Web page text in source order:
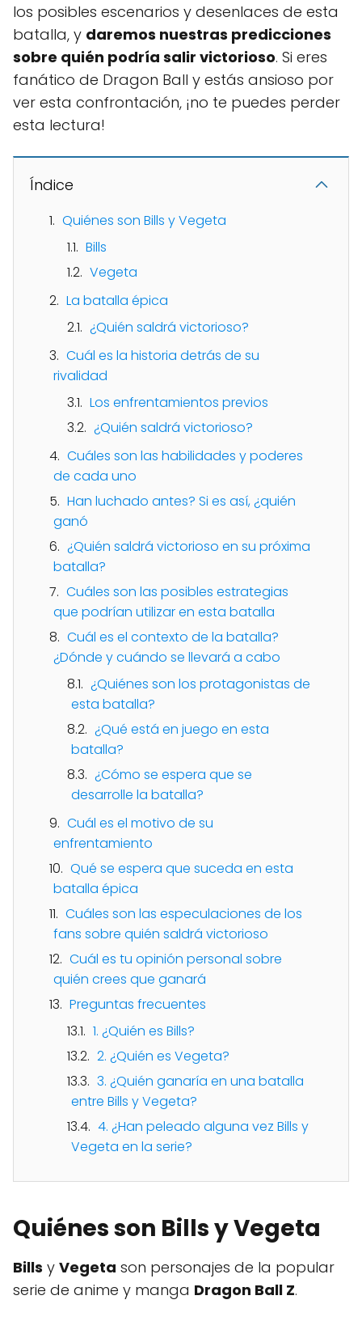
los posibles escenarios y desenlaces de esta
batalla, y daremos nuestras predicciones
sobre quién podría salir victorioso. Si eres
fanático de Dragon Ball y estás ansioso por
ver esta confrontación, ¡no te puedes perder
esta lectura!
Índice
Quiénes son Bills y Vegeta
Bills
Vegeta
La batalla épica
¿Quién saldrá victorioso?
Cuál es la historia detrás de su
rivalidad
Los enfrentamientos previos
¿Quién saldrá victorioso?
Cuáles son las habilidades y poderes
de cada uno
Han luchado antes? Si es así, ¿quién
ganó
¿Quién saldrá victorioso en su próxima
batalla?
Cuáles son las posibles estrategias
que podrían utilizar en esta batalla
Cuál es el contexto de la batalla?
¿Dónde y cuándo se llevará a cabo
¿Quiénes son los protagonistas de
esta batalla?
¿Qué está en juego en esta
batalla?
¿Cómo se espera que se
desarrolle la batalla?
Cuál es el motivo de su
enfrentamiento
Qué se espera que suceda en esta
batalla épica
Cuáles son las especulaciones de los
fans sobre quién saldrá victorioso
Cuál es tu opinión personal sobre
quién crees que ganará
Preguntas frecuentes
1. ¿Quién es Bills?
2. ¿Quién es Vegeta?
3. ¿Quién ganaría en una batalla
entre Bills y Vegeta?
4. ¿Han peleado alguna vez Bills y
Vegeta en la serie?
Quiénes son Bills y Vegeta
Bills y Vegeta son personajes de la popular
serie de anime y manga Dragon Ball Z.